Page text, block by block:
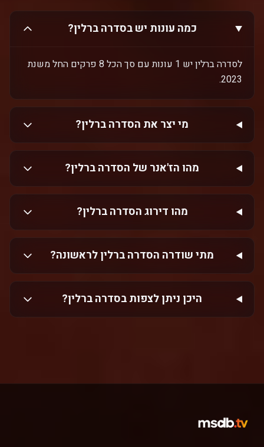
כמה עונות יש בסדרה ברלין?
לסדרה ברלין יש 1 עונות עם סך הכל 8 פרקים החל משנת
2023.
מי יצר את הסדרה ברלין?
מהו הז'אנר של הסדרה ברלין?
מהו דירוג הסדרה ברלין?
מתי שודרה הסדרה ברלין לראשונה?
היכן ניתן לצפות בסדרה ברלין?